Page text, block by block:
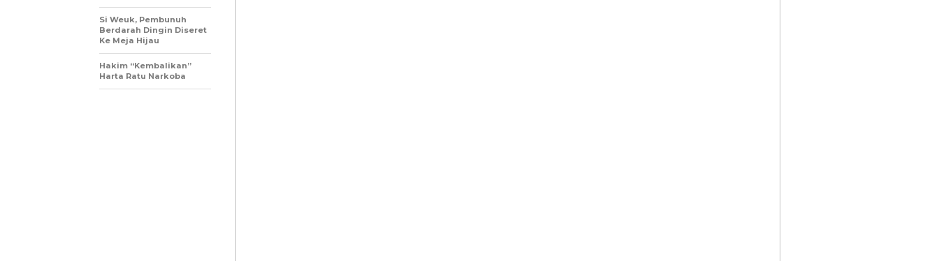
Si Weuk, Pembunuh
Berdarah Dingin Diseret
Ke Meja Hijau
Hakim “Kembalikan”
Harta Ratu Narkoba